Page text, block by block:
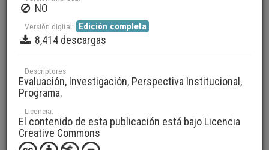
NO
Versión digital: Edición completa
8,414 descargas
Descriptores:
Evaluación, Investigación, Perspectiva Institucional,
Programa.
Licencia:
El contenido de esta publicación está bajo Licencia
Creative Commons
Título
Memoria 1er. Congreso Internacional IDEICE 2010
Autor(es)
IDEICE, Instituto Dominicano de Evaluación e Investigación de la
Calidad Educativa
Versión digital